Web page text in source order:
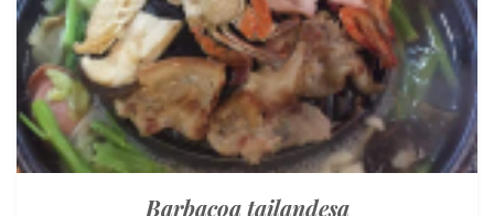
Barbacoa tailandesa